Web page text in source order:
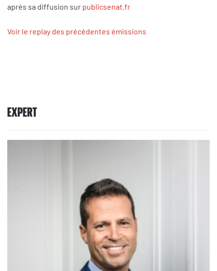
après sa diffusion sur publicsenat.fr
Voir le replay des précédentes émissions
EXPERT